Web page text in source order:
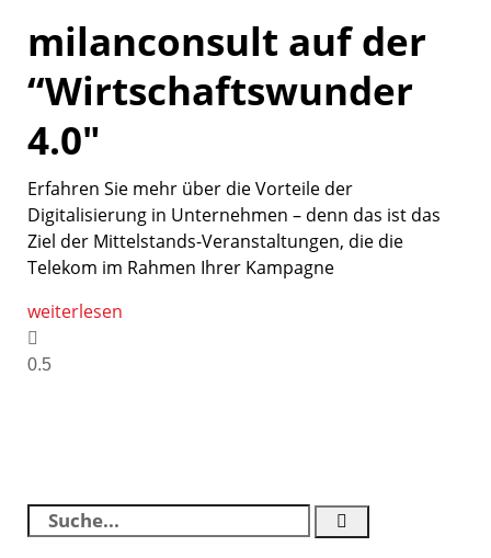
milanconsult auf der
“Wirtschaftswunder
4.0″
Erfahren Sie mehr über die Vorteile der
Digitalisierung in Unternehmen – denn das ist das
Ziel der Mittelstands-Veranstaltungen, die die
Telekom im Rahmen Ihrer Kampagne
weiterlesen